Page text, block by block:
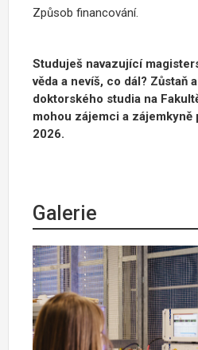
Způsob financování.
Studuješ navazující
věda a nevíš, co dál? Zůstaň
doktorského studia na
mohou zájemci a zájemkyně
2026.
Galerie